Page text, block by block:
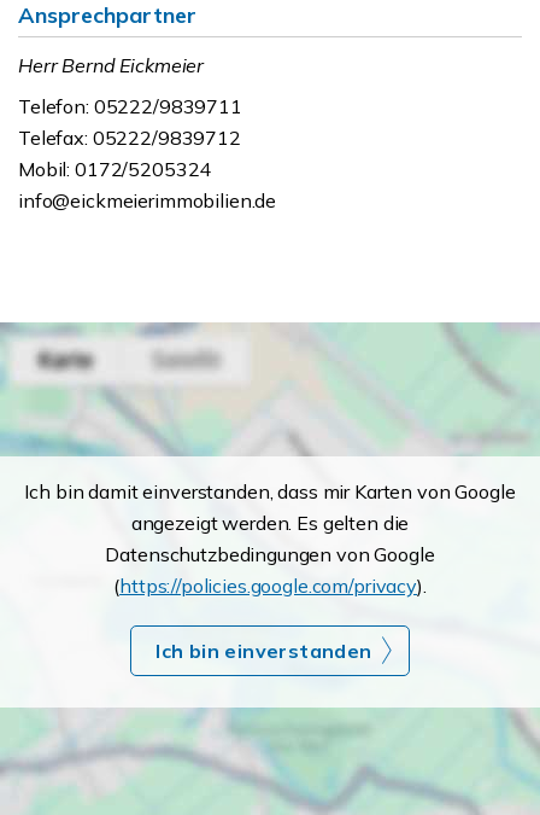
Ansprechpartner
Herr Bernd Eickmeier
Telefon: 05222/9839711
Telefax: 05222/9839712
Mobil: 0172/5205324
info@eickmeierimmobilien.de
Ich bin damit einverstanden, dass mir Karten von Google
angezeigt werden. Es gelten die
Datenschutzbedingungen von Google
(https://policies.google.com/privacy).
Ich bin einverstanden